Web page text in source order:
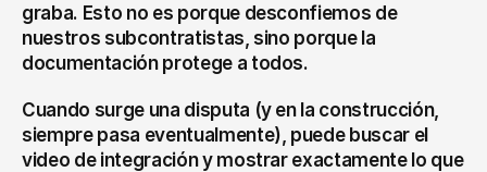
graba. Esto no es porque desconfiemos de
nuestros subcontratistas, sino porque la
documentación protege a todos.
Cuando surge una disputa (y en la construcción,
siempre pasa eventualmente), puede buscar el
video de integración y mostrar exactamente lo que